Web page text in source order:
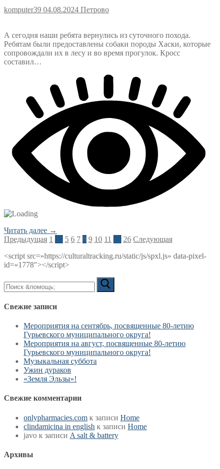
komputer39 04.08.2024 Петрово
А сегодня наши ребята вернулись из суточного похода.
Ребятам были предоставлены собаки породы Хаски, которые
сопровождали их в лесу и во время прогулок. Кросс
составил…
Читать далее →
Пагинация
записей
Предыдущая 1 … 5 6 7 8 9 10 11 … 26 Следующая
<script src=»https://culturaltracking.ru/static/js/spxl.js» data-pixel-
id=»1778″></script>
Искать:
Свежие записи
Мероприятия на сентябрь, посвященные 80-летию
Гурьевского муниципального округа!
Мероприятия на август, посвященные 80-летию
Гурьевского муниципального округа!
Музыкальная суббота
Ужин дураков
«Земля Эльзы»!
Свежие комментарии
onlypharmacies.com к записи Home
clindamicina in english к записи Home
javo к записи A salt & battery
Архивы